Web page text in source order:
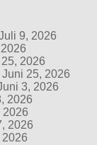
9, 2026
2026
Juni 25, 2026
3, 2026
2026
2026
2026
2026